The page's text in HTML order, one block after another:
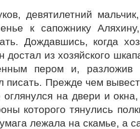
девятилетний
к сапожнику
Дождавшись, когда
достал из хозяйского
пером и, разложив
писать. Прежде чем
оглянулся на двери и
которого тянулись
лежала на скамье, а